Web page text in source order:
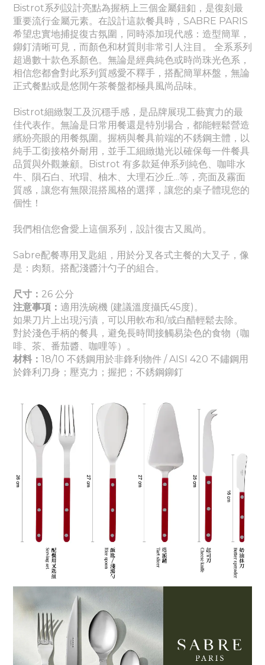
Bistrot系列設計亮點為握柄上三個金屬鈕釦，是復刻最
重要流行金屬元素。 在設計這款餐具時，SABRE PARIS
希望忠實地捕捉復古氛圍，同時添加現代感：造型簡單，
鉚釘清晰可見，而顏色和材質則非常引人注目。 全系系列
超過數十款色系顏色。無論是經典純色或時尚珠光色系，
相信您都會對此系列質感愛不釋手，搭配簡單杯盤，無論
正式餐點或是悠閒午茶餐盤都極具風尚品味。
Bistrot細緻製工及沉穩手感，是品牌展現工藝實力的最
佳代表作。 無論是日常用餐還是特別場合，都能輕鬆營造
繽紛亮眼的用餐氛圍。 握柄與餐具前端的不銹鋼主體，以
純手工銜接格外耐用，並手工細緻拋光以確保每一件餐具
品質與外觀兼顧。Bistrot 有多款延伸系列純色、 咖啡水
牛、隕石白、玳瑁、柚木、大理石沙丘...等，亮面及霧面
質感 ，讓您有無限混搭風格的選擇，讓您的桌子體現您的
個性！
我們相信您會愛上這個系列，設計復古又風尚。
Sabre配餐專用叉匙組，用於分叉各式主餐的大叉子，像
是：肉類。搭配淺醬汁勺子的組合。
尺寸： 26 公分
注意事項： 適用洗碗機 (建議溫度攝氏45度)。
如果刀片上出現污漬，可以用軟布和/或白醋輕鬆去除。
對於淺色手柄的餐具，避免長時間接觸易染色的食物（咖
啡、茶、番茄醬、咖哩等）。
材料： 18/10 不銹鋼用於非鋒利物件 / AISI 420 不鏽鋼用
於鋒利刀身 ；壓克力 ；握把 ； 不銹鋼鉚釘